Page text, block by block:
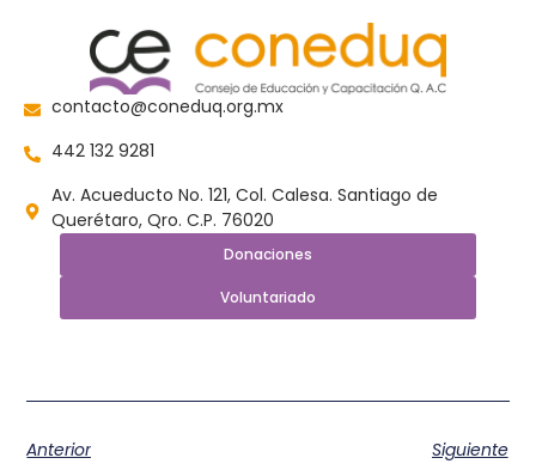
contacto@coneduq.org.mx
442 132 9281
Av. Acueducto No. 121, Col. Calesa. Santiago de
Querétaro, Qro. C.P. 76020
Donaciones
Voluntariado
Anterior
Siguiente